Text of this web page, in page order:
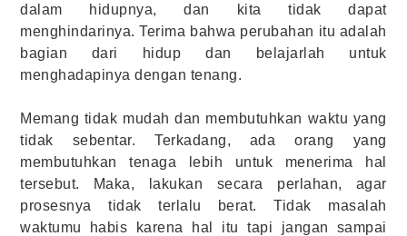
dalam hidupnya, dan kita tidak dapat
menghindarinya. Terima bahwa perubahan itu adalah
bagian dari hidup dan belajarlah untuk
menghadapinya dengan tenang.
Memang tidak mudah dan membutuhkan waktu yang
tidak sebentar. Terkadang, ada orang yang
membutuhkan tenaga lebih untuk menerima hal
tersebut. Maka, lakukan secara perlahan, agar
prosesnya tidak terlalu berat. Tidak masalah
waktumu habis karena hal itu tapi jangan sampai